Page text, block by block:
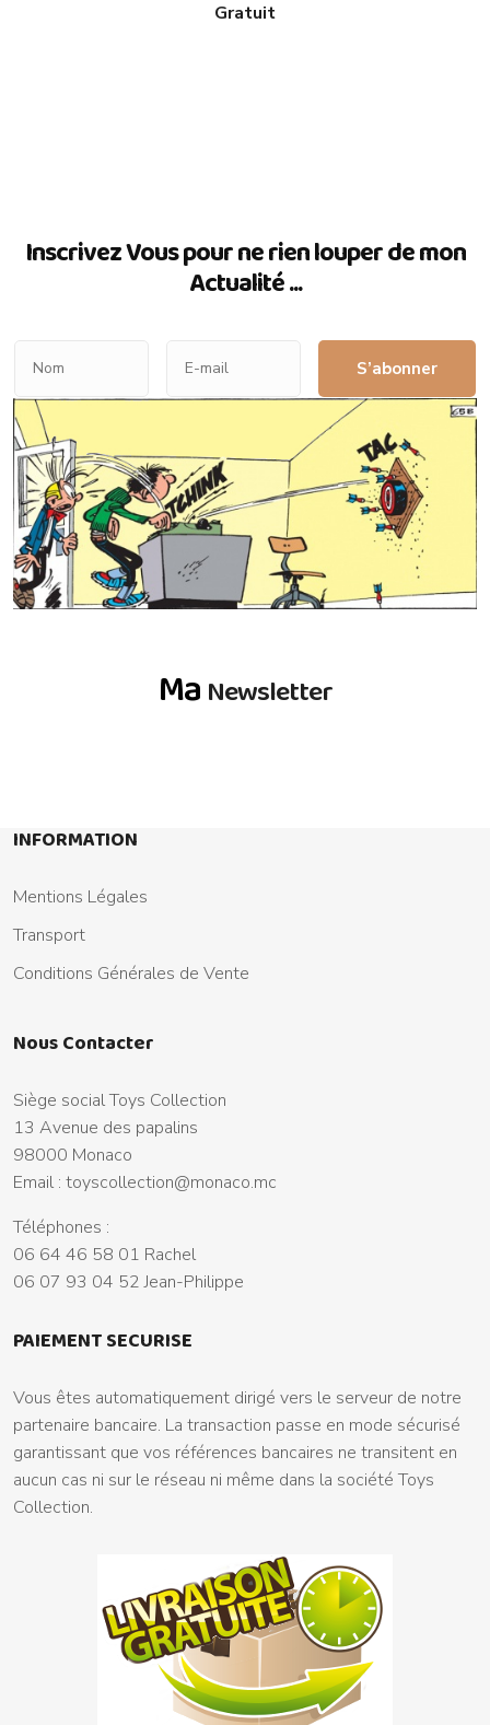
Gratuit
Inscrivez Vous pour ne rien louper de mon
Actualité ...
S’abonner
Ma Newsletter
INFORMATION
Mentions Légales
Transport
Conditions Générales de Vente
Nous Contacter
Siège social Toys Collection
13 Avenue des papalins
98000 Monaco
Email : toyscollection@monaco.mc
Téléphones :
06 64 46 58 01 Rachel
06 07 93 04 52 Jean-Philippe
PAIEMENT SECURISE
Vous êtes automatiquement dirigé vers le serveur de notre
partenaire bancaire. La transaction passe en mode sécurisé
garantissant que vos références bancaires ne transitent en
aucun cas ni sur le réseau ni même dans la société Toys
Collection.